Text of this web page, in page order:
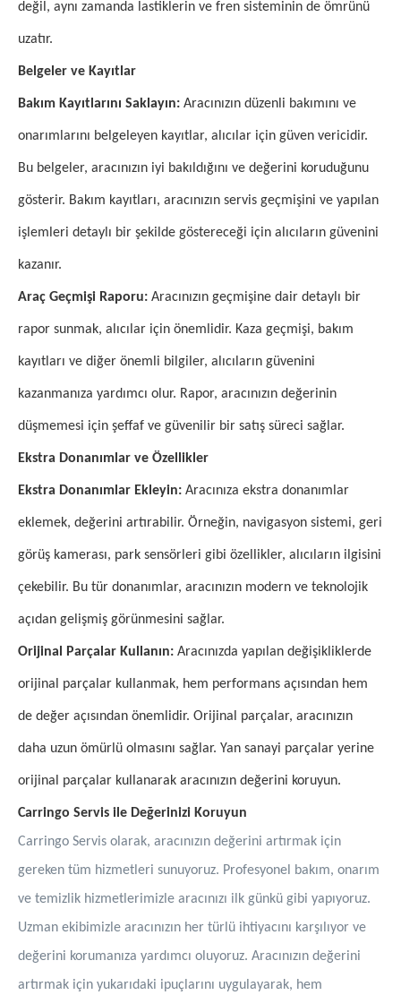
değil, aynı zamanda lastiklerin ve fren sisteminin de ömrünü
uzatır.
Belgeler ve Kayıtlar
Bakım Kayıtlarını Saklayın: Aracınızın düzenli bakımını ve
onarımlarını belgeleyen kayıtlar, alıcılar için güven vericidir.
Bu belgeler, aracınızın iyi bakıldığını ve değerini koruduğunu
gösterir. Bakım kayıtları, aracınızın servis geçmişini ve yapılan
işlemleri detaylı bir şekilde göstereceği için alıcıların güvenini
kazanır.
Araç Geçmişi Raporu: Aracınızın geçmişine dair detaylı bir
rapor sunmak, alıcılar için önemlidir. Kaza geçmişi, bakım
kayıtları ve diğer önemli bilgiler, alıcıların güvenini
kazanmanıza yardımcı olur. Rapor, aracınızın değerinin
düşmemesi için şeffaf ve güvenilir bir satış süreci sağlar.
Ekstra Donanımlar ve Özellikler
Ekstra Donanımlar Ekleyin: Aracınıza ekstra donanımlar
eklemek, değerini artırabilir. Örneğin, navigasyon sistemi, geri
görüş kamerası, park sensörleri gibi özellikler, alıcıların ilgisini
çekebilir. Bu tür donanımlar, aracınızın modern ve teknolojik
açıdan gelişmiş görünmesini sağlar.
Orijinal Parçalar Kullanın: Aracınızda yapılan değişikliklerde
orijinal parçalar kullanmak, hem performans açısından hem
de değer açısından önemlidir. Orijinal parçalar, aracınızın
daha uzun ömürlü olmasını sağlar. Yan sanayi parçalar yerine
orijinal parçalar kullanarak aracınızın değerini koruyun.
Carringo Servis ile Değerinizi Koruyun
Carringo Servis olarak, aracınızın değerini artırmak için
gereken tüm hizmetleri sunuyoruz. Profesyonel bakım, onarım
ve temizlik hizmetlerimizle aracınızı ilk günkü gibi yapıyoruz.
Uzman ekibimizle aracınızın her türlü ihtiyacını karşılıyor ve
değerini korumanıza yardımcı oluyoruz. Aracınızın değerini
artırmak için yukarıdaki ipuçlarını uygulayarak, hem